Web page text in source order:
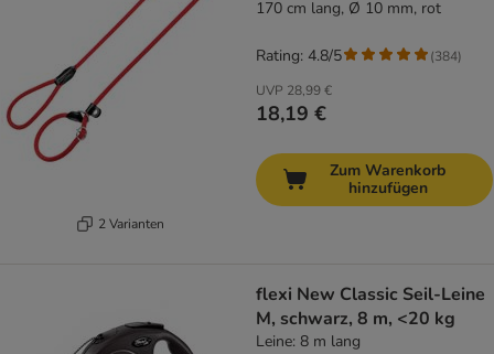
2 Varianten
170 cm lang, Ø 10 mm, rot
UVP 28,99 €
18,19 €
Rating: 4.8/5 (384)
Zum Warenkorb
hinzufügen
flexi New Classic Seil-Leine
M, schwarz, 8 m, <20 kg
Leine: 8 m lang